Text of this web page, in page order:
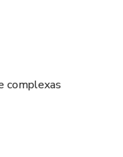
complexas